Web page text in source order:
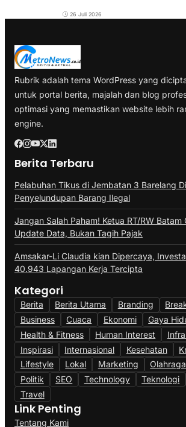
26 Juli 2026
Rubrik adalah tema WordPress yang
untuk portal berita, majalah dan blog
optimasi yang memastikan website lebih
engine.
Berita Terbaru
Pelabuhan Tikus di Jembatan 3 Barelang
Penyelundupan Barang Ilegal
Jangan Salah Paham! Ketua RT/RW Batam
Update Data, Bukan Tagih Pajak
Amsakar-Li Claudia kian Dipercaya,
40.943 Lapangan Kerja Tercipta
Kategori
Berita Berita Utama Branding
Business
Cuaca Ekonomi
Gaya
Health & Fitness
Human Interest
Inspirasi
Internasional Kesehatan
Lifestyle
Lokal Marketing Olahraga
Politik
SEO Technology Teknologi
Travel
Link Penting
Tentang Kami